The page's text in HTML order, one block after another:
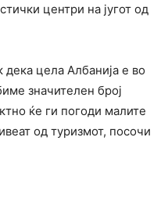
центри на југот од
дека цела Албанија е во
значителен број
ќе ги погоди малите
од туризмот, посочи